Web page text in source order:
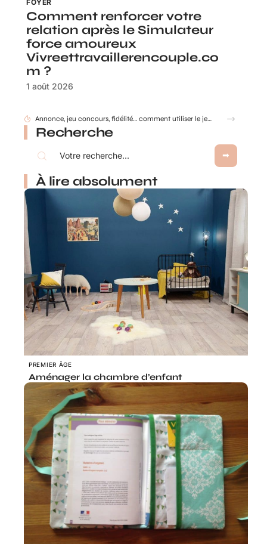
FOYER
Comment renforcer votre
relation après le Simulateur
force amoureux
Vivreettravaillerencouple.co
m ?
1 août 2026
Annonce, jeu concours, fidélité… comment utiliser le jeu à gratter personnalisé ?
Recherche
À lire absolument
PREMIER ÂGE
Aménager la chambre d’enfant